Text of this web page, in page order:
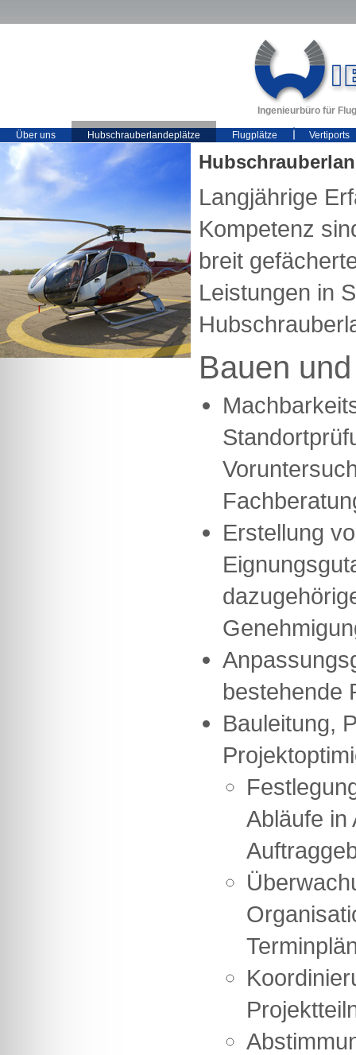
Ingenieurbüro für
Über uns Hubschrauberlandeplätze Flugplätze Vertiports
Langjährige
Kompetenz
breit
Leistungen in
Bauen
Erstellung
bestehende
Bauleitung,
Abläufe in